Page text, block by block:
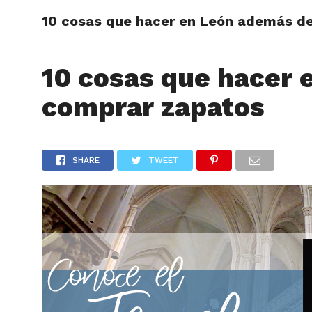
10 cosas que hacer en León además
10 cosas que hacer
comprar zapatos
SHARE TWEET